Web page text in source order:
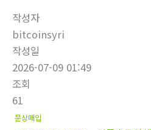
작성자
bitcoinsyri
작성일
2026-07-09 01:49
조회
61
문상매입